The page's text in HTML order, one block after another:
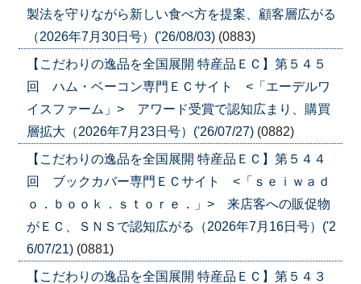
製法を守りながら新しい食べ方を提案、顧客層広がる
（2026年7月30日号）('26/08/03) (0883)
【こだわりの逸品を全国展開 特産品ＥＣ】第５４５
回 ハム・ベーコン専門ＥＣサイト <「エーデルワ
イスファーム」> アワード受賞で認知広まり、購買
層拡大（2026年7月23日号）('26/07/27) (0882)
【こだわりの逸品を全国展開 特産品ＥＣ】第５４４
回 ブックカバー専門ＥＣサイト <「ｓｅｉｗａｄ
ｏ．ｂｏｏｋ．ｓｔｏｒｅ．」> 来店客への販促物
がＥＣ、ＳＮＳで認知広がる（2026年7月16日号）('2
6/07/21) (0881)
【こだわりの逸品を全国展開 特産品ＥＣ】第５４３